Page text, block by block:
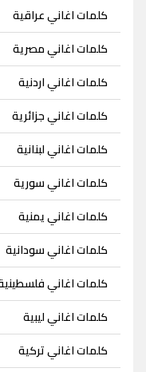
كلمات اغاني عراقية
كلمات اغاني مصرية
كلمات اغاني اردنية
كلمات اغاني جزائرية
كلمات اغاني لبنانية
كلمات اغاني سورية
كلمات اغاني يمنية
كلمات اغاني سودانية
كلمات اغاني
كلمات اغاني ليبية
كلمات اغاني تركية